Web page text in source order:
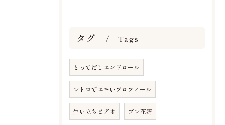
タグ Tags
とってだしエンドロール
レトロでエモいプロフィール
生い立ちビデオ プレ花婿